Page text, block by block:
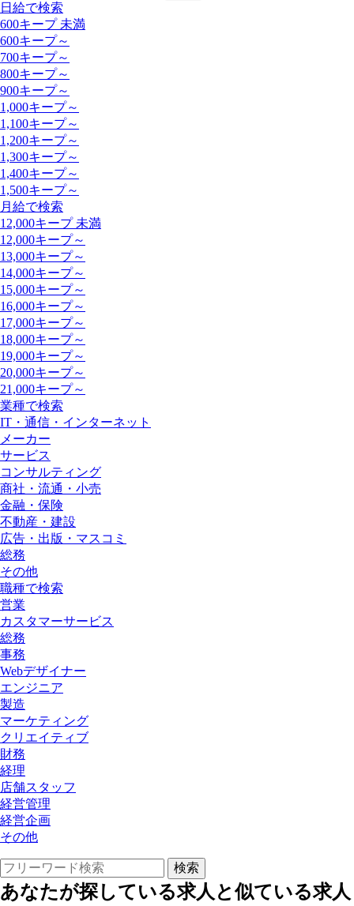
日給で検索
600キープ 未満
600キープ～
700キープ～
800キープ～
900キープ～
1,000キープ～
1,100キープ～
1,200キープ～
1,300キープ～
1,400キープ～
1,500キープ～
月給で検索
12,000キープ 未満
12,000キープ～
13,000キープ～
14,000キープ～
15,000キープ～
16,000キープ～
17,000キープ～
18,000キープ～
19,000キープ～
20,000キープ～
21,000キープ～
業種で検索
IT・通信・インターネット
メーカー
サービス
コンサルティング
商社・流通・小売
金融・保険
不動産・建設
広告・出版・マスコミ
総務
その他
職種で検索
営業
カスタマーサービス
総務
事務
Webデザイナー
エンジニア
製造
マーケティング
クリエイティブ
財務
経理
店舗スタッフ
経営管理
経営企画
その他
あなたが探している求人と似ている求人